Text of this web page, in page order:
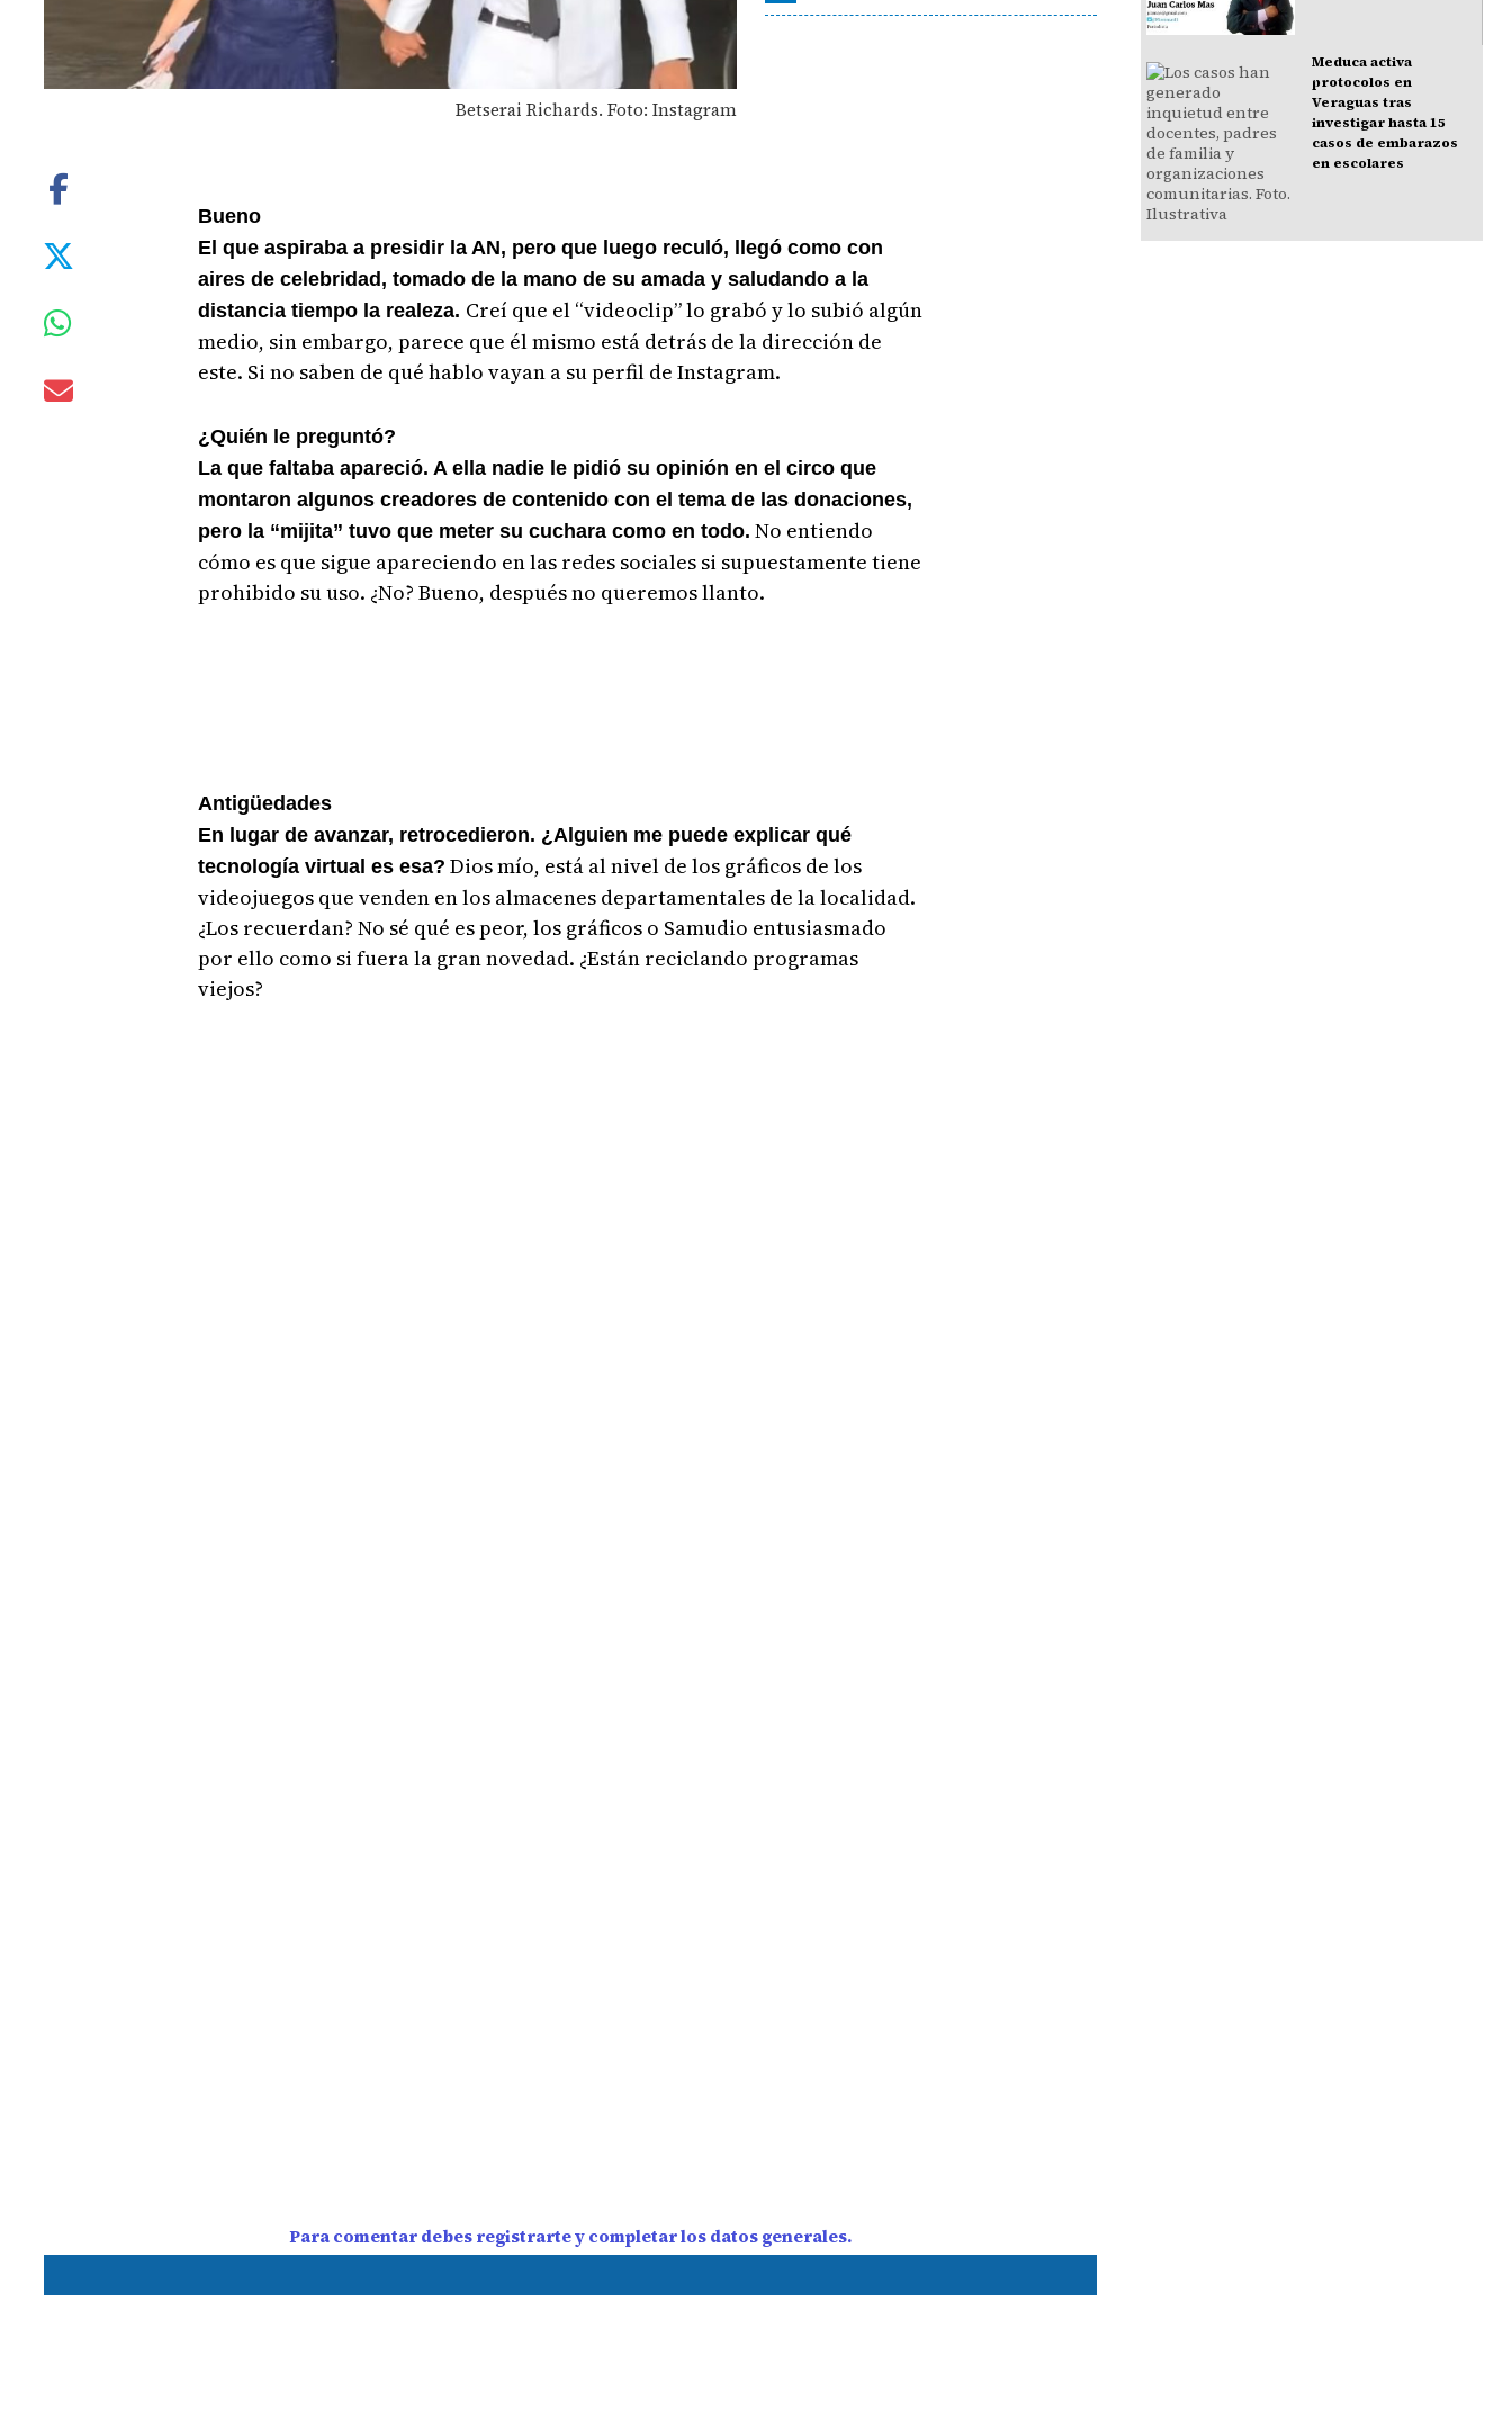
Betserai Richards. Foto: Instagram
Bueno
El que aspiraba a presidir la AN, pero que luego reculó, llegó como con
aires de celebridad, tomado de la mano de su amada y saludando a la
distancia tiempo la realeza. Creí que el “videoclip” lo grabó y lo subió algún
medio, sin embargo, parece que él mismo está detrás de la dirección de
este. Si no saben de qué hablo vayan a su perfil de Instagram.
¿Quién le preguntó?
La que faltaba apareció. A ella nadie le pidió su opinión en el circo que
montaron algunos creadores de contenido con el tema de las donaciones,
pero la “mijita” tuvo que meter su cuchara como en todo. No entiendo
cómo es que sigue apareciendo en las redes sociales si supuestamente tiene
prohibido su uso. ¿No? Bueno, después no queremos llanto.
Antigüedades
En lugar de avanzar, retrocedieron. ¿Alguien me puede explicar qué
tecnología virtual es esa? Dios mío, está al nivel de los gráficos de los
videojuegos que venden en los almacenes departamentales de la localidad.
¿Los recuerdan? No sé qué es peor, los gráficos o Samudio entusiasmado
por ello como si fuera la gran novedad. ¿Están reciclando programas
viejos?
Para comentar debes registrarte y completar los datos generales.
Meduca activa
protocolos en
Veraguas tras
investigar hasta 15
casos de embarazos
en escolares